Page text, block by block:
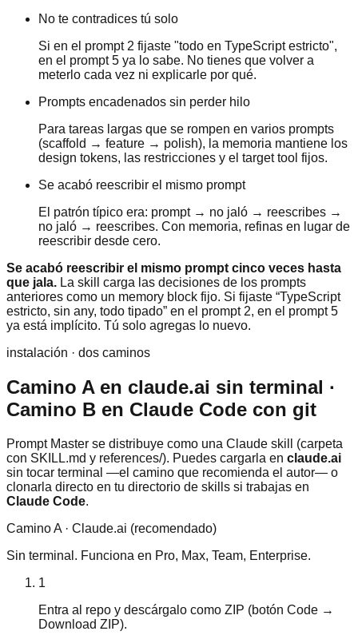
No te contradices tú solo
Si en el prompt 2 fijaste "todo en TypeScript estricto",
en el prompt 5 ya lo sabe. No tienes que volver a
meterlo cada vez ni explicarle por qué.
Prompts encadenados sin perder hilo
Para tareas largas que se rompen en varios prompts
(scaffold → feature → polish), la memoria mantiene los
design tokens, las restricciones y el target tool fijos.
Se acabó reescribir el mismo prompt
El patrón típico era: prompt → no jaló → reescribes →
no jaló → reescribes. Con memoria, refinas en lugar de
reescribir desde cero.
Se acabó reescribir el mismo prompt cinco veces hasta
que jala. La skill carga las decisiones de los prompts
anteriores como un memory block fijo. Si fijaste “TypeScript
estricto, sin any, todo tipado” en el prompt 2, en el prompt 5
ya está implícito. Tú solo agregas lo nuevo.
instalación · dos caminos
Camino A en claude.ai sin terminal ·
Camino B en Claude Code con git
Prompt Master se distribuye como una Claude skill (carpeta
con SKILL.md y references/). Puedes cargarla en claude.ai
sin tocar terminal —el camino que recomienda el autor— o
clonarla directo en tu directorio de skills si trabajas en
Claude Code.
Camino A · Claude.ai (recomendado)
Sin terminal. Funciona en Pro, Max, Team, Enterprise.
1
Entra al repo y descárgalo como ZIP (botón Code →
Download ZIP).